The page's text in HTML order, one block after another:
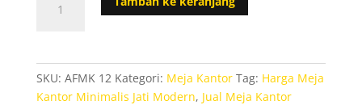
Meja
SKU: AFMK 12 Kategori: Meja Kantor Tag: Harga Meja
Kantor Minimalis Jati Modern, Jual Meja Kantor